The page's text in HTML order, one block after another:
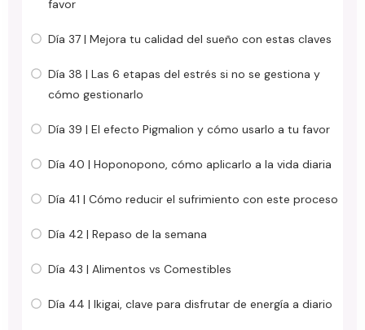
favor
Día 37 | Mejora tu calidad del sueño con estas claves
Día 38 | Las 6 etapas del estrés si no se gestiona y
cómo gestionarlo
Día 39 | El efecto Pigmalion y cómo usarlo a tu favor
Día 40 | Hoponopono, cómo aplicarlo a la vida diaria
Día 41 | Cómo reducir el sufrimiento con este proceso
Día 42 | Repaso de la semana
Día 43 | Alimentos vs Comestibles
Día 44 | Ikigai, clave para disfrutar de energía a diario